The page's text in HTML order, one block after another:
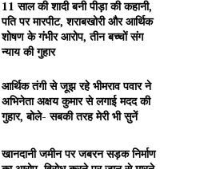
11 साल की शादी बनी पीड़ा की कहानी,
पति पर मारपीट, शराबखोरी और आर्थिक
शोषण के गंभीर आरोप, तीन बच्चों संग
न्याय की गुहार
आर्थिक तंगी से जूझ रहे भीमराव पवार ने
अभिनेता अक्षय कुमार से लगाई मदद की
गुहार, बोले- सबकी तरह मेरी भी सुनें
खानदानी जमीन पर जबरन सड़क निर्माण